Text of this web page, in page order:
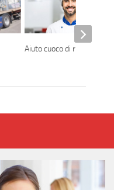
Aiuto cuoco di ristorante